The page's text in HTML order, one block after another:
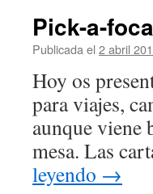
Pick-a-
Publicada el 2 abril
Hoy os
para viajes,
aunque viene
mesa. Las
leyendo →